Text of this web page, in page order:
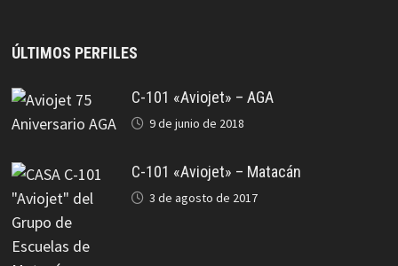
ÚLTIMOS PERFILES
C-101 «Aviojet» – AGA
9 de junio de 2018
C-101 «Aviojet» – Matacán
3 de agosto de 2017